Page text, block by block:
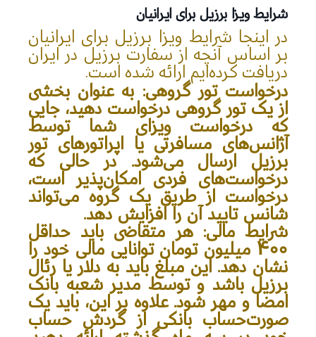
شرایط ویزا برزیل برای ایرانیان
در اینجا شرایط ویزا برزیل برای ایرانیان
بر اساس آنچه از سفارت برزیل در ایران
دریافت کرده‌ایم ارائه شده است.
درخواست تور گروهی: به عنوان بخشی
از یک تور گروهی درخواست دهید، جایی
که درخواست ویزای شما توسط
آژانس‌های مسافرتی یا اپراتورهای تور
برزیل ارسال می‌شود. در حالی که
درخواست‌های فردی امکان‌پذیر است،
درخواست از طریق یک گروه می‌تواند
شانس تایید آن را افزایش دهد.
شرایط مالی: هر متقاضی باید حداقل
400 میلیون تومان توانایی مالی خود را
نشان دهد. این مبلغ باید به دلار یا رئال
برزیل باشد و توسط مدیر شعبه بانک
امضا و مهر شود. علاوه بر این، باید یک
صورت‌حساب بانکی از گردش حساب